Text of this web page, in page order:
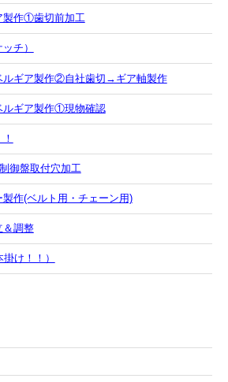
製作①歯切前加工
チ）
ルギア製作②自社歯切→ギア軸製作
ルギア製作①現物確認
御盤取付穴加工
作(ベルト用・チェーン用)
調整
け！！）